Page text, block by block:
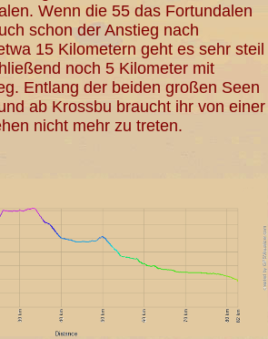
Wenn die 55 das Fortundalen
schon der Anstieg nach
15 Kilometern geht es sehr steil
noch 5 Kilometer mit
Entlang der beiden großen Seen
ab Krossbu braucht ihr von einer
nicht mehr zu treten.